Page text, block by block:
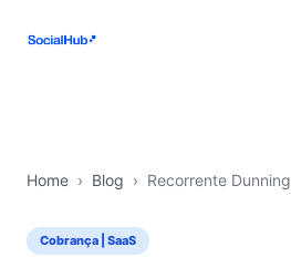
Home › Blog › Recorrente Dunning
Cobrança | SaaS